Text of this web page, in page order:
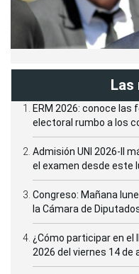
Las
ERM 2026: conoce
electoral rumbo a los
Admisión UNI 2026-II
el examen desde este
Congreso: Mañana
la Cámara de
¿Cómo participar en el
2026 del viernes 14 de